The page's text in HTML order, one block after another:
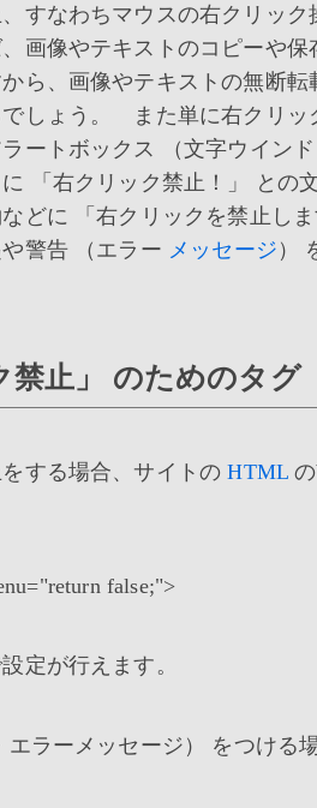
すなわちマウスの右クリック
画像やテキストのコピーや保
ら、画像やテキストの無断転
でしょう。 また単に右クリッ
ートボックス （文字ウイン
「右クリック禁止！」 との
どに 「右クリックを禁止し
警告 （エラー メッセージ ）
禁止」 のためのタグ
する場合、サイトのHTML
false;">
定が行えます。
エラーメッセージ） をつける